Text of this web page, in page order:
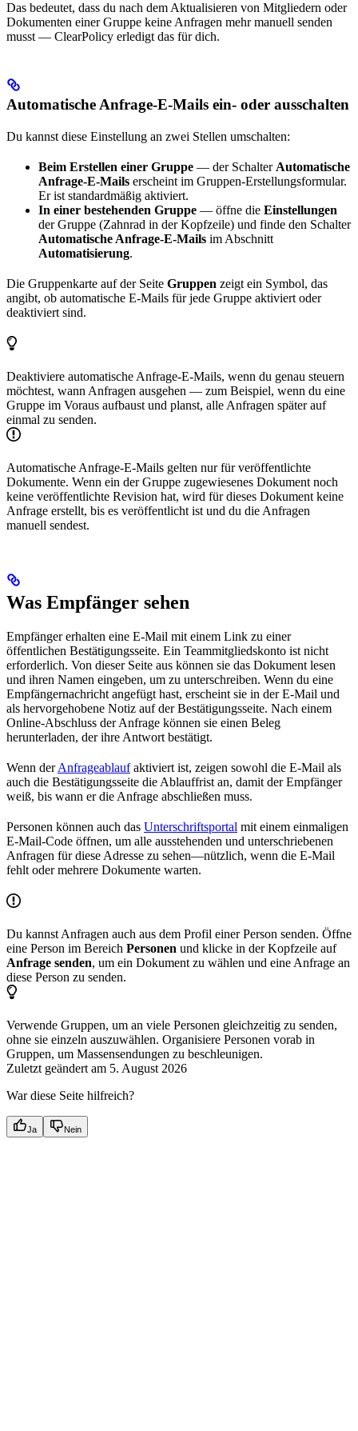
Das bedeutet, dass du nach dem Aktualisieren von Mitgliedern oder
Dokumenten einer Gruppe keine Anfragen mehr manuell senden
musst — ClearPolicy erledigt das für dich.
Automatische Anfrage-E-Mails ein- oder ausschalten
Du kannst diese Einstellung an zwei Stellen umschalten:
Beim Erstellen einer Gruppe — der Schalter Automatische
Anfrage-E-Mails erscheint im Gruppen-Erstellungsformular.
Er ist standardmäßig aktiviert.
In einer bestehenden Gruppe — öffne die Einstellungen
der Gruppe (Zahnrad in der Kopfzeile) und finde den Schalter
Automatische Anfrage-E-Mails im Abschnitt
Automatisierung.
Die Gruppenkarte auf der Seite Gruppen zeigt ein Symbol, das
angibt, ob automatische E-Mails für jede Gruppe aktiviert oder
deaktiviert sind.
Deaktiviere automatische Anfrage-E-Mails, wenn du genau steuern
möchtest, wann Anfragen ausgehen — zum Beispiel, wenn du eine
Gruppe im Voraus aufbaust und planst, alle Anfragen später auf
einmal zu senden.
Automatische Anfrage-E-Mails gelten nur für veröffentlichte
Dokumente. Wenn ein der Gruppe zugewiesenes Dokument noch
keine veröffentlichte Revision hat, wird für dieses Dokument keine
Anfrage erstellt, bis es veröffentlicht ist und du die Anfragen
manuell sendest.
Was Empfänger sehen
Empfänger erhalten eine E-Mail mit einem Link zu einer
öffentlichen Bestätigungsseite. Ein Teammitgliedskonto ist nicht
erforderlich. Von dieser Seite aus können sie das Dokument lesen
und ihren Namen eingeben, um zu unterschreiben. Wenn du eine
Empfängernachricht angefügt hast, erscheint sie in der E-Mail und
als hervorgehobene Notiz auf der Bestätigungsseite. Nach einem
Online-Abschluss der Anfrage können sie einen Beleg
herunterladen, der ihre Antwort bestätigt.
Wenn derAnfrageablaufaktiviert ist, zeigen sowohl die E-Mail als
auch die Bestätigungsseite die Ablauffrist an, damit der Empfänger
weiß, bis wann er die Anfrage abschließen muss.
Personen können auch das Unterschriftsportal mit einem einmaligen
E-Mail-Code öffnen, um alle ausstehenden und unterschriebenen
Anfragen für diese Adresse zu sehen—nützlich, wenn die E-Mail
fehlt oder mehrere Dokumente warten.
Du kannst Anfragen auch aus dem Profil einer Person senden. Öffne
eine Person im Bereich Personen und klicke in der Kopfzeile auf
Anfrage senden, um ein Dokument zu wählen und eine Anfrage an
diese Person zu senden.
Verwende Gruppen, um an viele Personen gleichzeitig zu senden,
ohne sie einzeln auszuwählen. Organisiere Personen vorab in
Gruppen, um Massensendungen zu beschleunigen.
Zuletzt geändert am 5. August 2026
War diese Seite hilfreich?
Ja Nein